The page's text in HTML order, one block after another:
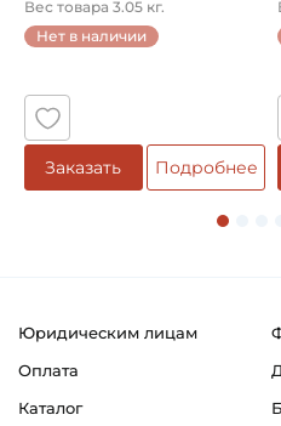
Число оборотов в минуту
Крестовина диаметр чашки :
27 мм
Крестовина расстояние по
Возможность
Вес товара 3.05 кг.
Нет в наличии
Заказать Подробнее
Юридическим лицам
Оплата
Каталог